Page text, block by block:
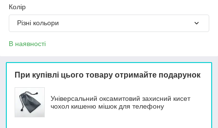
Колір
Різні кольори
В наявності
При купівлі цього товару отримайте подарунок
Універсальний оксамитовий захисний кисет
чохол кишеню мішок для телефону